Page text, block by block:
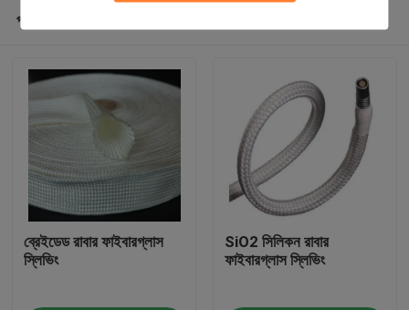
প্রস্তাবিত পণ্য
ব্রেইডেড রাবার ফাইবারগ্লাস
স্লিভিং
SiO2 সিলিকন রাবার
ফাইবারগ্লাস স্লিভিং